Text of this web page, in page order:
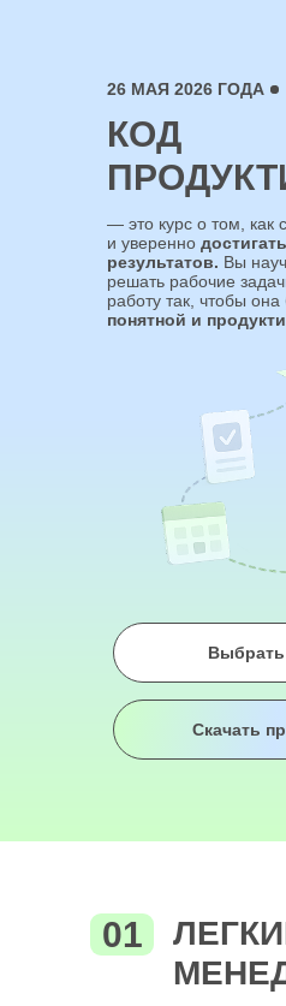
КОД
— это курс о том, как
и уверенно
результатов. Вы
решать рабочие
работу так, чтобы
понятной и
26 МАЯ 2026 ГОДА
Скачать
01